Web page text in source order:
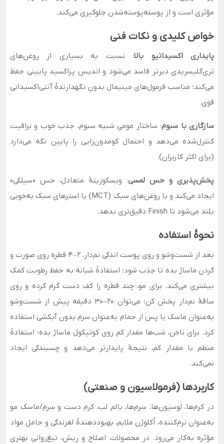
مؤثری است و از پوسته‌پوسته‌شدن جلوگیری می‌کند.
خواص کلیدی و نکات فنی
پایداری اکسیداتیو بالا: نسبت به بسیاری از روغن‌های
تری‌گلیسریدی دیرتر فاسد می‌شود و اندیس پراکسید پایینی حفظ
می‌کند؛ مناسب فرمول‌های مینیمال بدون نگهدارندهٔ آنتی‌اکسیدانی
قوی.
سازگاری با سبوم: ساختار مومیِ شبیه سبوم، جذب خوب و براقیت
کنترل‌شده می‌دهد و احتمال کومدون‌زایی را پایین نگه می‌دارد
(برای اکثر کاربران).
پخش‌پذیری و حس لمسی: ویسکوزیتهٔ متعادل، حس «سیلکی»
ایجاد می‌کند و با روغن‌های سبک (MCT) یا استرهای سبک به‌خوبی
بلِند می‌شود تا Finish دقیق‌تری بدهد.
نحوهٔ استفاده
بعد از شست‌وشو و روی پوست اندکی نم‌دار، ۲–۴ قطره روی صورت و
گردن ماساژ بده تا جذب شود؛ استفادهٔ شبانه به حفظ رطوبت کمک
بیشتری می‌کند. برای مو، چند قطره را کف دست گرم کرده و روی
ساقهٔ نم‌دار پخش کن؛ می‌توان ۲۰–۳۰ دقیقه پیش از شست‌وشو
به‌عنوان ماسک یا پس از حمام به‌عنوان سرم بدون آبکشی استفاده
کرد. برای ناخن، شب‌ها مقدار کم روی کوتیکول ماساژ بده؛ استفادهٔ
منظم با مقدار کم، نتیجهٔ پایدارتر می‌دهد و چسبندگی ایجاد
نمی‌کند.
کاربردها (فرمولاسیون و صنعتی)
در کرم‌ها، لوسیون‌ها، سرم‌ها، بالم لب، کرم دست و سرم/ماسک مو
به‌عنوان نرم‌کننده، اُکلوژن ملایم، بهبوددهندهٔ لغزندگی و حامل مواد
مؤثره به‌کار می‌رود. در محصولات اصلاح و ریش، تیغ‌روانی بهتری